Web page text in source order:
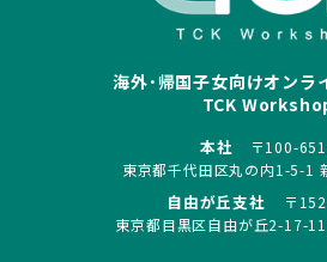
海外･帰国子女向けオンラ
TCK
本社
〒100-
東京都千代田区丸の内1-5-1
自由が丘支社
〒
東京都目黒区自由が丘2-17-